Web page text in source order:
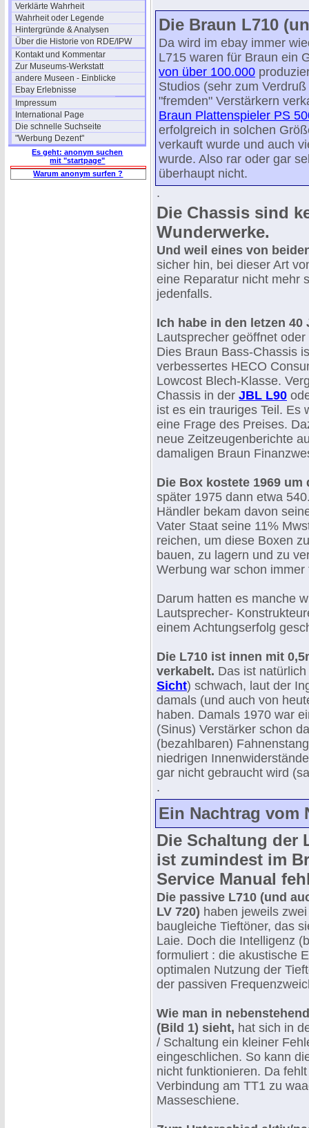
Verklärte Wahrheit
Wahrheit oder Legende
Hintergründe & Analysen
Über die Historie von RDE/IPW
Kontakt und Kommentar
Zur Museums-Werkstatt
andere Museen - Einblicke
Ebay Erlebnisse
Impressum
International Page
Die schnelle Suchseite
"Werbung Dezent"
Es geht: anonym suchen
mit "startpage"
Warum anonym surfen ?
Die Braun L710
Da wird im ebay immer
L715 waren für Braun ein
von über 100.000
Studios (sehr zum
"fremden" Verstärkern
Braun Plattenspieler PS
erfolgreich in solchen
verkauft wurde und auch
wurde. Also rar oder gar
überhaupt nicht.
.
Die Chassis sind
Wunderwerke.
Und weil eines von
sicher hin, bei dieser Art
eine Reparatur nicht mehr
jedenfalls.
Ich habe in den letzen 40
Lautsprecher geöffnet
Dies Braun Bass-Chassis
verbessertes HECO
Lowcost Blech-Klasse.
Chassis in der JBL L90
ist es ein trauriges Teil. Es
eine Frage des Preises.
neue Zeitzeugenberichte
damaligen Braun
Die Box kostete 1969 um
später 1975 dann etwa
Händler bekam davon
Vater Staat seine 11%
reichen, um diese Boxen
bauen, zu lagern und zu
Werbung war schon immer
Darum hatten es manche
Lautsprecher-
einem Achtungserfolg
Die L710 ist innen mit
verkabelt. Das ist natürlich
Sicht) schwach, laut der
damals (und auch von
haben. Damals 1970 war
(Sinus) Verstärker schon
(bezahlbaren)
niedrigen
gar nicht gebraucht wird
.
Ein Nachtrag vom
Die Schaltung der
ist zumindest im
Service Manual
Die passive L710 (und
LV 720) haben jeweils
baugleiche Tieftöner, das
Laie. Doch die Intelligenz
formuliert : die akustische
optimalen Nutzung der
der passiven
Wie man in
(Bild 1) sieht, hat sich in
/ Schaltung ein kleiner
eingeschlichen. So kann
nicht funktionieren. Da
Verbindung am TT1 zu
Masseschiene.